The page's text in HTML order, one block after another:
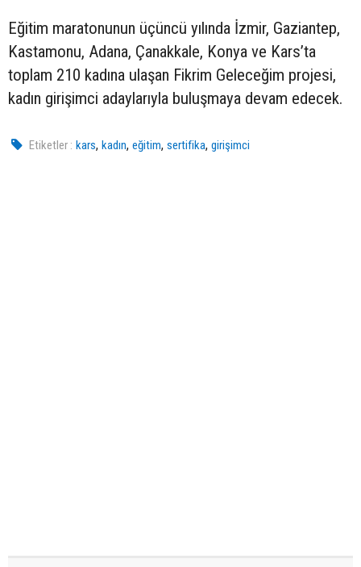
Eğitim maratonunun üçüncü yılında İzmir, Gaziantep,
Kastamonu, Adana, Çanakkale, Konya ve Kars’ta
toplam 210 kadına ulaşan Fikrim Geleceğim projesi,
kadın girişimci adaylarıyla buluşmaya devam edecek.
Etiketler : kars,kadın,eğitim,sertifika,girişimci